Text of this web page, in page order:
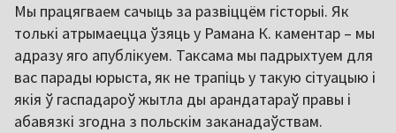
Мы працягваем сачыць за развіццём гісторыі. Як
толькі атрымаецца ўзяць у Рамана К. каментар – мы
адразу яго апублікуем. Таксама мы падрыхтуем для
вас парады юрыста, як не трапіць у такую сітуацыю і
якія ў гаспадароў жытла ды арандатараў правы і
абавязкі згодна з польскім заканадаўствам.